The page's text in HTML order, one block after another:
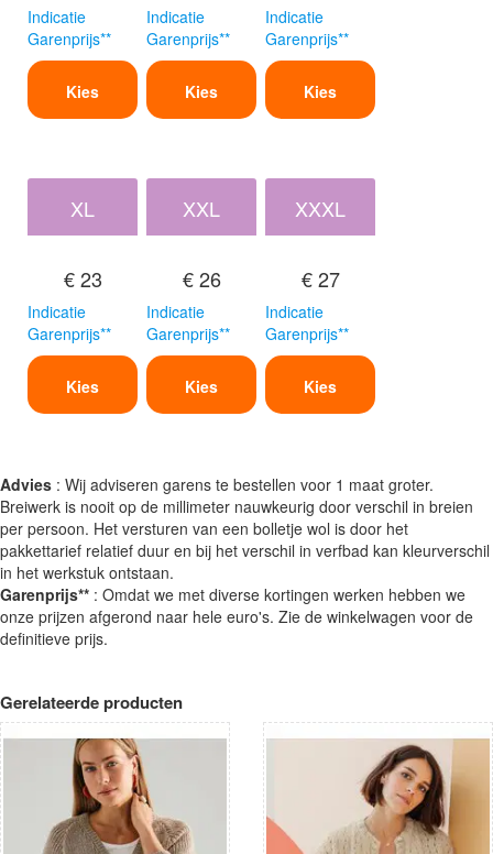
Indicatie
Garenprijs**
Kies
Indicatie
Garenprijs**
Kies
Indicatie
Garenprijs**
Kies
XL
€ 23
Indicatie
Garenprijs**
Kies
XXL
€ 26
Indicatie
Garenprijs**
Kies
XXXL
€ 27
Indicatie
Garenprijs**
Kies
Advies : Wij adviseren garens te bestellen voor 1 maat groter.
Breiwerk is nooit op de millimeter nauwkeurig door verschil in breien
per persoon. Het versturen van een bolletje wol is door het
pakkettarief relatief duur en bij het verschil in verfbad kan kleurverschil
in het werkstuk ontstaan.
Garenprijs** : Omdat we met diverse kortingen werken hebben we
onze prijzen afgerond naar hele euro's. Zie de winkelwagen voor de
definitieve prijs.
Gerelateerde producten